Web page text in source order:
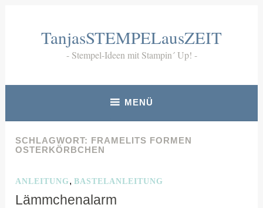
TanjasSTEMPELausZEIT
Stempel-Ideen mit Stampin´ Up!
MENÜ
SCHLAGWORT: FRAMELITS FORMEN
OSTERKÖRBCHEN
ANLEITUNG ,BASTELANLEITUNG
Lämmchenalarm